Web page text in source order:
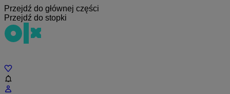
Przejdź do głównej części
Przejdź do stopki